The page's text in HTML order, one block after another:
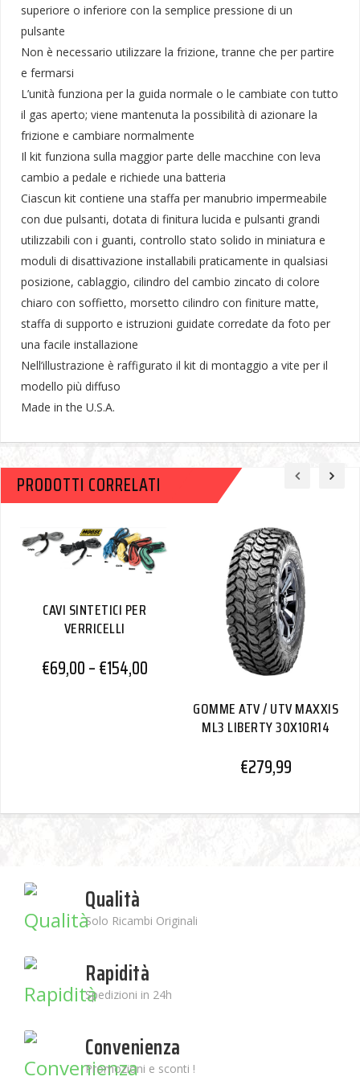
superiore o inferiore con la semplice pressione di un
pulsante
Non è necessario utilizzare la frizione, tranne che per partire
e fermarsi
L’unità funziona per la guida normale o le cambiate con tutto
il gas aperto; viene mantenuta la possibilità di azionare la
frizione e cambiare normalmente
Il kit funziona sulla maggior parte delle macchine con leva
cambio a pedale e richiede una batteria
Ciascun kit contiene una staffa per manubrio impermeabile
con due pulsanti, dotata di finitura lucida e pulsanti grandi
utilizzabili con i guanti, controllo stato solido in miniatura e
moduli di disattivazione installabili praticamente in qualsiasi
posizione, cablaggio, cilindro del cambio zincato di colore
chiaro con soffietto, morsetto cilindro con finiture matte,
staffa di supporto e istruzioni guidate corredate da foto per
una facile installazione
Nell’illustrazione è raffigurato il kit di montaggio a vite per il
modello più diffuso
Made in the U.S.A.
PRODOTTI CORRELATI
CAVI SINTETICI PER
VERRICELLI
€69,00–€154,00
GOMME ATV / UTV MAXXIS
ML3 LIBERTY 30X10R14
€279,99
Qualità
Solo Ricambi Originali
Rapidità
Spedizioni in 24h
Convenienza
Promozioni e sconti !